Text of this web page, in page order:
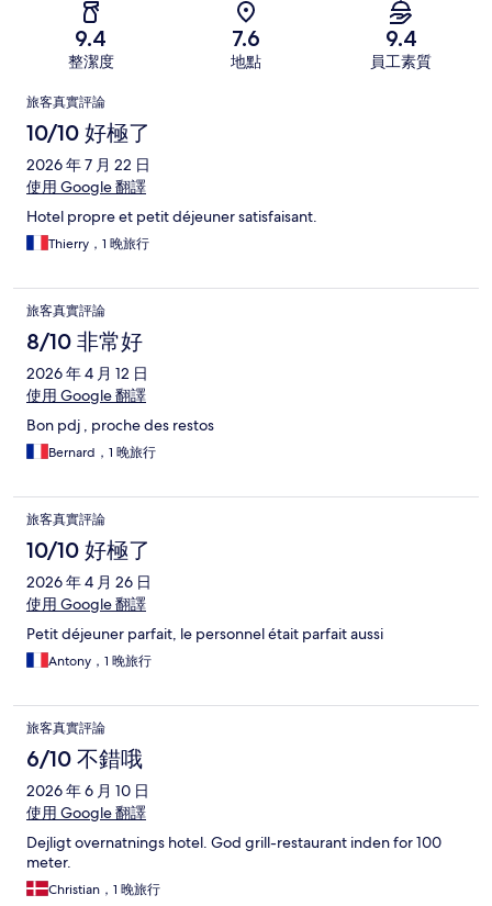
9.4
整潔度
7.6
地點
9.4
員工素質
評
論
旅客真實評論
10/10 好極了
2026 年 7 月 22 日
使用 Google 翻譯
Hotel propre et petit déjeuner satisfaisant.
Thierry，1 晚旅行
旅客真實評論
8/10 非常好
2026 年 4 月 12 日
使用 Google 翻譯
Bon pdj , proche des restos
Bernard，1 晚旅行
旅客真實評論
10/10 好極了
2026 年 4 月 26 日
使用 Google 翻譯
Petit déjeuner parfait, le personnel était parfait aussi
Antony，1 晚旅行
旅客真實評論
6/10 不錯哦
2026 年 6 月 10 日
使用 Google 翻譯
Dejligt overnatnings hotel. God grill-restaurant inden for 100
meter.
Christian，1 晚旅行